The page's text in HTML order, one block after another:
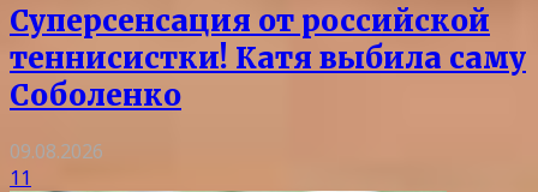
Суперсенсация от российской
теннисистки! Катя выбила саму
Соболенко
09.08.2026
11